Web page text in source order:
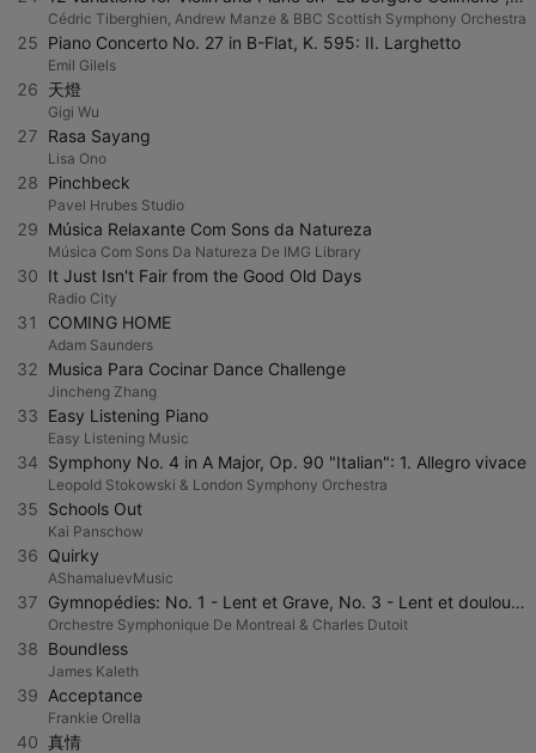
Cédric Tiberghien, Andrew Manze & BBC Scottish Symphony Orchestra
25 Piano Concerto No. 27 in B-Flat, K. 595: II. Larghetto
Emil Gilels
26 天燈
Gigi Wu
27 Rasa Sayang
Lisa Ono
28 Pinchbeck
Pavel Hrubes Studio
29 Música Relaxante Com Sons da Natureza
Música Com Sons Da Natureza De IMG Library
30 It Just Isn't Fair from the Good Old Days
Radio City
31 COMING HOME
Adam Saunders
32 Musica Para Cocinar Dance Challenge
Jincheng Zhang
33 Easy Listening Piano
Easy Listening Music
34 Symphony No. 4 in A Major, Op. 90 "Italian": 1. Allegro vivace
Leopold Stokowski & London Symphony Orchestra
35 Schools Out
Kai Panschow
36 Quirky
AShamaluevMusic
37 Gymnopédies: No. 1 - Lent et Grave, No. 3 - Lent et douloureux
Orchestre Symphonique De Montreal & Charles Dutoit
38 Boundless
James Kaleth
39 Acceptance
Frankie Orella
40 真情